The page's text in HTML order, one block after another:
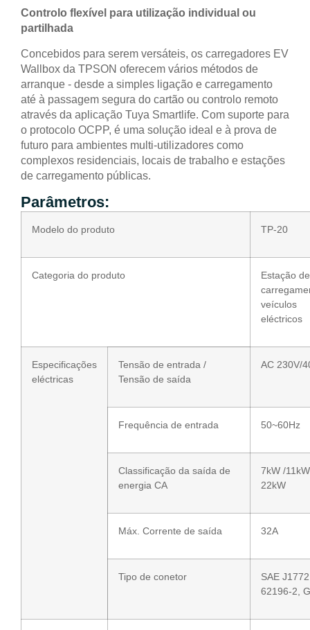
Controlo flexível para utilização individual ou
partilhada
Concebidos para serem versáteis, os carregadores EV
Wallbox da TPSON oferecem vários métodos de
arranque - desde a simples ligação e carregamento
até à passagem segura do cartão ou controlo remoto
através da aplicação Tuya Smartlife. Com suporte para
o protocolo OCPP, é uma solução ideal e à prova de
futuro para ambientes multi-utilizadores como
complexos residenciais, locais de trabalho e estações
de carregamento públicas.
Parâmetros:
Modelo do produto TP-20
Categoria do produto
Estação de
veículos
eléctricos
Especificações
eléctricas
Tensão de entrada /
Tensão de saída
AC 230V/
Frequência de entrada 50~60Hz
Classificação da saída de
energia CA
7kW /
22kW
Máx. Corrente de saída 32A
Tipo de conetor
SAE
62196-2,